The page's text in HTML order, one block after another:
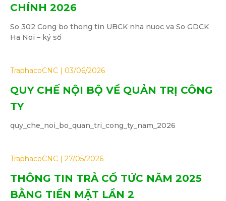
CHÍNH 2026
So 302 Cong bo thong tin UBCK nha nuoc va So GDCK
Ha Noi – ký số
QUY CHẾ NỘI BỘ VỀ QUẢN TRỊ CÔNG
TY
TraphacoCNC 03/06/2026
quy_che_noi_bo_quan_tri_cong_ty_nam_2026
THÔNG TIN TRẢ CỔ TỨC NĂM 2025
BẰNG TIỀN MẶT LẦN 2
TraphacoCNC 27/05/2026